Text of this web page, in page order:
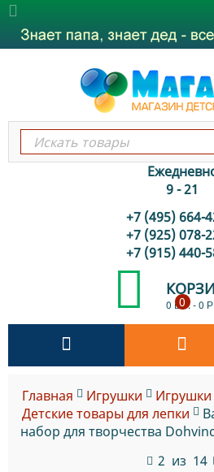
9 - 21
+7 (495) 664-
+7 (925) 078-
+7 (915) 440-
0 шт.-0 Р
0
Главная Игрушки
Детские товары для лепки
набор для творчества
2 из 14